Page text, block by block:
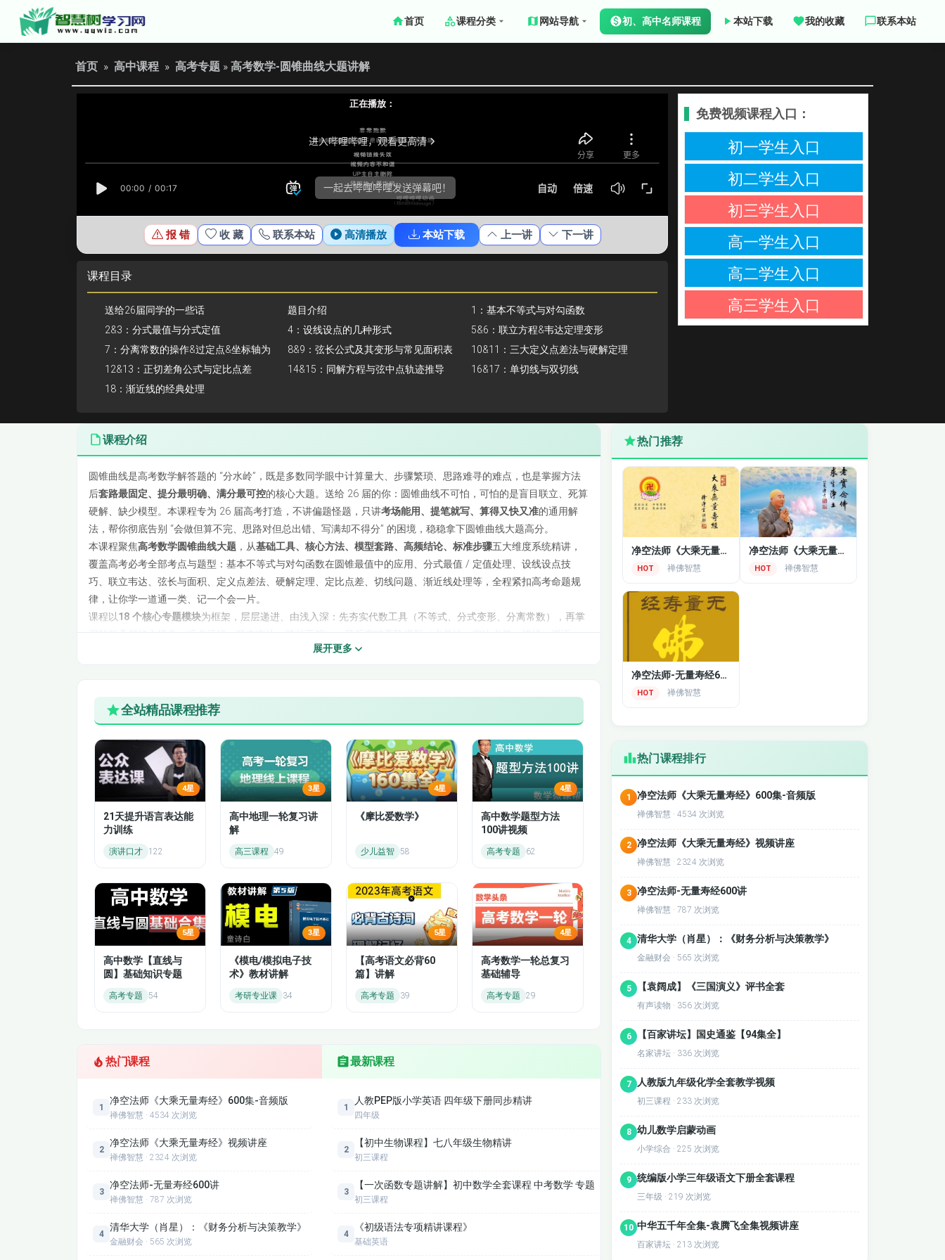
首页 课程分类 网站导航 初、高中名师课程 本站下载 我的收藏 联系本站
首页 » 高中课程 » 高考专题 » 高考数学-圆锥曲线大题讲解
正在播放：
报 错 收 藏 联系本站 高清播放 本站下载 上一讲 下一讲
课程目录
送给26届同学的一些话 题目介绍
1：基本不等式与对勾函数
2&3：分式最值与分式定值
4：设线设点的几种形式
5&6：联立方程&韦达定理变形
7：分离常数的操作&过定点&坐标轴为
角分线
8&9：弦长公式及其变形与常见面积表
达形式
10&11：三大定义点差法与硬解定理
12&13：正切差角公式与定比点差
14&15：同解方程与弦中点轨迹推导
16&17：单切线与双切线
18：渐近线的经典处理
课程介绍
圆锥曲线是高考数学解答题的 “分水岭”，既是多数同学眼中计算量大、步骤繁琐、思路难寻的难点，也是掌握方法
后套路最固定、提分最明确、满分最可控的核心大题。送给 26 届的你：圆锥曲线不可怕，可怕的是盲目联立、死算
硬解、缺少模型。本课程专为 26 届高考打造，不讲偏题怪题，只讲考场能用、提笔就写、算得又快又准的通用解
法，帮你彻底告别 “会做但算不完、思路对但总出错、写满却不得分” 的困境，稳稳拿下圆锥曲线大题高分。
本课程聚焦高考数学圆锥曲线大题 ，从基础工具、核心方法、模型套路、高频结论、标准步骤五大维度系统精讲，
覆盖高考必考全部考点与题型：基本不等式与对勾函数在圆锥最值中的应用、分式最值 / 定值处理、设线设点技
巧、联立韦达、弦长与面积、定义点差法、硬解定理、定比点差、切线问题、渐近线处理等，全程紧扣高考命题规
律，让你学一道通一类、记一个会一片。
课程以18 个核心专题模块为框架，层层递进、由浅入深：先夯实代数工具（不等式、分式变形、分离常数），再掌
线、过定点、角分线）。每一个模块都对应高考大题真实考法，每一种方法都配套
简化运算、优化思路、规避易错、固化步骤
曲线不拖分、不耗时、不丢分，用最清晰的逻辑、最简洁的计算，拿下属于你的分数。
课程目录
开篇：致 2026 届同学 —— 圆锥曲线备考方向与得分策略
高考圆锥曲线大题考情、分值、评分标准
常见误区：为什么你总算不对、写不完
第一部分：圆锥曲线必备代数工具（最值 / 定值基础）
基本不等式与对勾函数在圆锥中的应用
分式最值问题精讲
分式定值问题精讲
第二部分：设点设线与联立韦达（核心基本功）
设线设点的几种常用形式（斜截式 / 点斜式 / 反设直线 / 参数法）
第三部分：定点、定值、角分线、分离常数
直线过定点问题处理
坐标轴为角分线模型解法
第四部分：弦长、面积、表达式化简（高频必考）
常见面积表达形式与快速计算（底高 / 铅垂高 / 行列式 / 坐标法）
三大定义应用与选择
展开更多
全站精品课程推荐
4星
21天提升语言表达能
力训练
演讲口才 122
3星
高中地理一轮复习讲
解
高三课程 49
4星
《摩比爱数学》
少儿益智 58
4星
高中数学题型方法
100讲视频
高考专题 62
5星
高中数学【直线与
圆】基础知识专题
高考专题 54
3星
《模电/模拟电子技
术》教材讲解
考研专业课 34
5星
【高考语文必背60
篇】讲解
高考专题 39
4星
高考数学一轮总复习
基础辅导
高考专题 29
热门课程
1
净空法师《大乘无量寿经》600集-音频版
禅佛智慧 · 4534 次浏览
2
净空法师《大乘无量寿经》视频讲座
禅佛智慧 · 2324 次浏览
3
净空法师-无量寿经600讲
禅佛智慧 · 787 次浏览
4
清华大学（肖星）：《财务分析与决策教学》
金融财会 · 565 次浏览
最新课程
1
人教PEP版小学英语 四年级下册同步精讲
四年级
2
【初中生物课程】七八年级生物精讲
初三课程
3
【一次函数专题讲解】初中数学全套课程 中考数学 专题
初三课程
4
《初级语法专项精讲课程》
基础英语
热门推荐
净空法师《大乘无量寿经》600集-音频版
HOT 禅佛智慧
净空法师《大乘无量寿经》视频讲座
HOT 禅佛智慧
净空法师-无量寿经600讲
HOT 禅佛智慧
热门课程排行
1 净空法师《大乘无量寿经》600集-音频版
禅佛智慧 · 4534 次浏览
2 净空法师《大乘无量寿经》视频讲座
禅佛智慧 · 2324 次浏览
3 净空法师-无量寿经600讲
禅佛智慧 · 787 次浏览
4 清华大学（肖星）：《财务分析与决策教学》
金融财会 · 565 次浏览
5 【袁阔成】《三国演义》评书全套
有声读物 · 356 次浏览
6 【百家讲坛】国史通鉴【94集全】
名家讲坛 · 336 次浏览
7 人教版九年级化学全套教学视频
初三课程 · 233 次浏览
8 幼儿数学启蒙动画
小学综合 · 225 次浏览
9 统编版小学三年级语文下册全套课程
三年级 · 219 次浏览
10 中华五千年全集-袁腾飞全集视频讲座
百家讲坛 · 213 次浏览